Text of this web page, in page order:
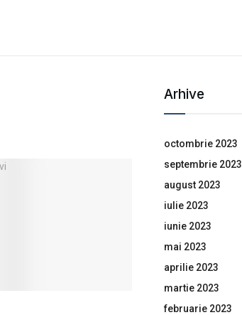
Arhive
octombrie 2023
septembrie 2023
august 2023
iulie 2023
iunie 2023
mai 2023
aprilie 2023
martie 2023
februarie 2023